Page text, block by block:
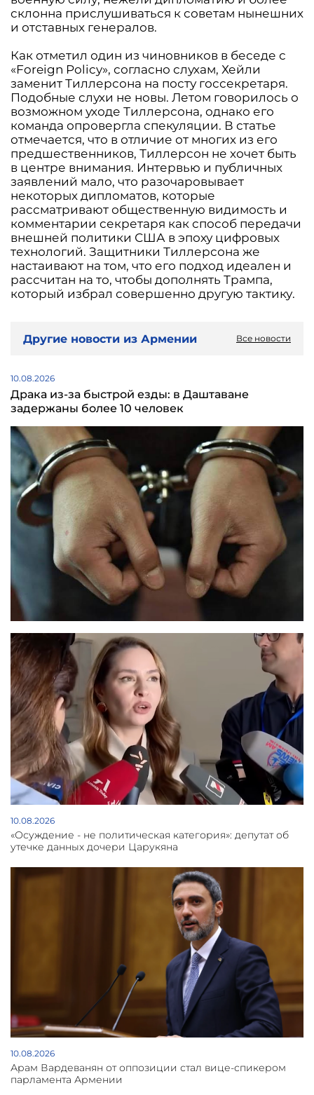
склонна прислушиваться к советам нынешних
и отставных генералов.
Как отметил один из чиновников в беседе с
«Foreign Policy», согласно слухам, Хейли
заменит Тиллерсона на посту госсекретаря.
Подобные слухи не новы. Летом говорилось о
возможном уходе Тиллерсона, однако его
команда опровергла спекуляции. В статье
отмечается, что в отличие от многих из его
предшественников, Тиллерсон не хочет быть
в центре внимания. Интервью и публичных
заявлений мало, что разочаровывает
некоторых дипломатов, которые
рассматривают общественную видимость и
комментарии секретаря как способ передачи
внешней политики США в эпоху цифровых
технологий. Защитники Тиллерсона же
настаивают на том, что его подход идеален и
рассчитан на то, чтобы дополнять Трампа,
который избрал совершенно другую тактику.
Другие новости из Армении Все новости
10.08.2026
Драка из-за быстрой езды: в Даштаване
задержаны более 10 человек
10.08.2026
«Осуждение - не политическая категория»: депутат об
утечке данных дочери Царукяна
10.08.2026
Арам Вардеванян от оппозиции стал вице-спикером
парламента Армении